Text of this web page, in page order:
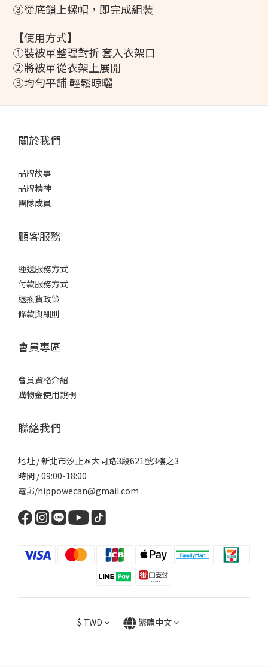
③從底鎖上螺帽，即完成組裝
【使用方式】
①裝被單整理對折 套入衣架口
②將被單從衣架上展開
③均勻平鋪 輕鬆晾曬
關於我們
品牌故事
品牌精神
團隊成員
顧客服務
運送服務方式
付款服務方式
退換貨政策
條款與細則
會員專區
會員資格介紹
購物金使用說明
聯絡我們
地址 / 新北市汐止區大同路3段621號3樓之3
時間 / 09:00-18:00
電郵/hippowecan@gmail.com
$ TWD 繁體中文